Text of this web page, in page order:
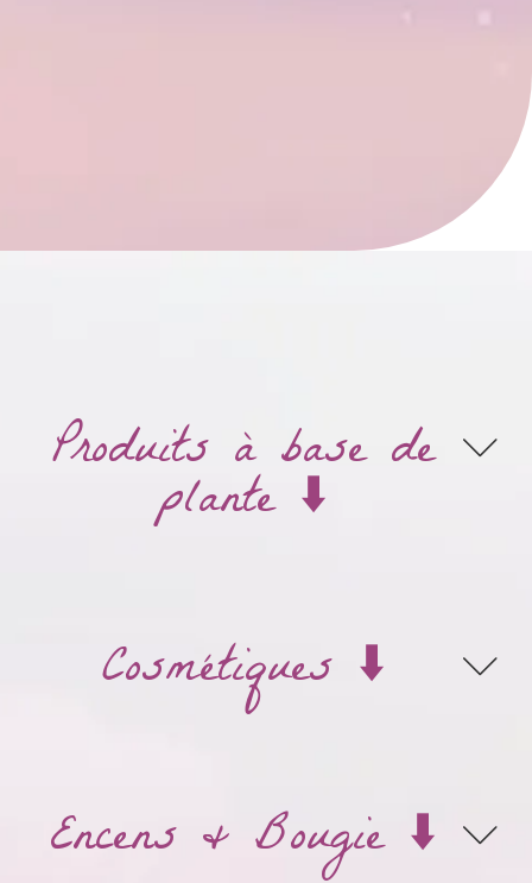
Produits à base de
plante ⬇️
Cosmétiques ⬇️
Encens & Bougie ⬇️